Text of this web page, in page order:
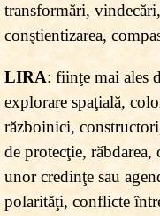
transformări,
conştientizarea,
LIRA: fiinţe mai ales
explorare spaţială,
războinici,
de protecţie,
unor credinţe sau
polarităţi, conflicte